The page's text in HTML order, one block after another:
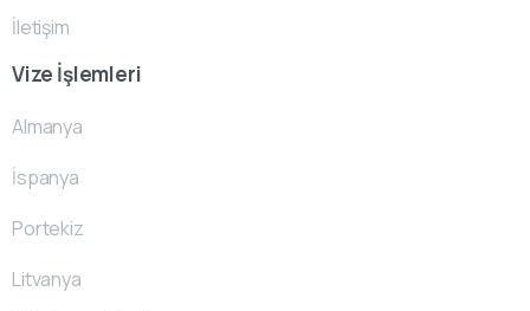
İletişim
Vize İşlemleri
Almanya
İspanya
Portekiz
Litvanya